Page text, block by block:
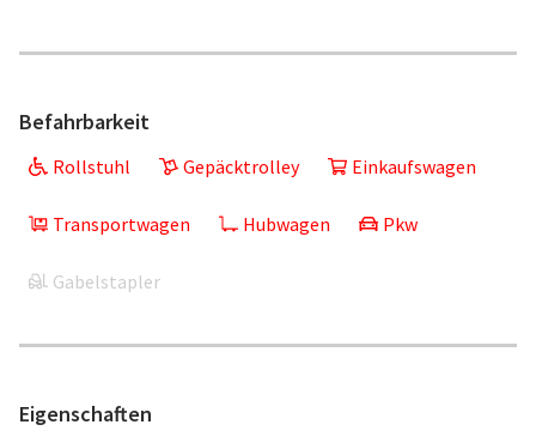
Befahrbarkeit
Rollstuhl Gepäcktrolley Einkaufswagen
Transportwagen Hubwagen Pkw
Gabelstapler
Eigenschaften